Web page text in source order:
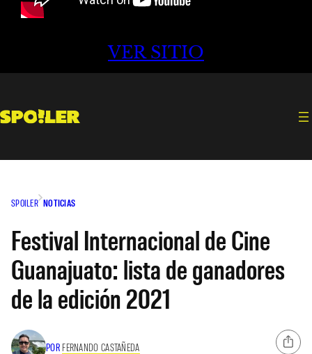
VER SITIO
SPOILER NOTICIAS
Festival Internacional de Cine
Guanajuato: lista de ganadores
de la edición 2021
POR FERNANDO CASTAÑEDA